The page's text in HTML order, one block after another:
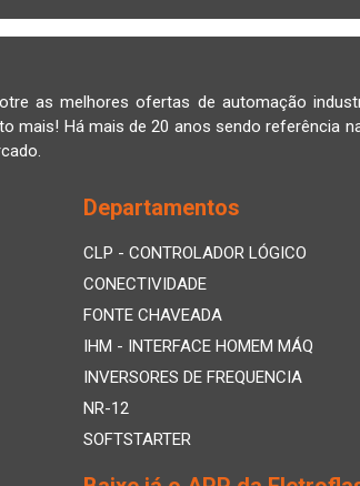
as melhores ofertas de automação
mais! Há mais de 20 anos sendo referência
Departamentos
CLP - CONTROLADOR LÓGICO
CONECTIVIDADE
FONTE CHAVEADA
IHM - INTERFACE HOMEM MÁQ
INVERSORES DE FREQUENCIA
NR-12
SOFTSTARTER